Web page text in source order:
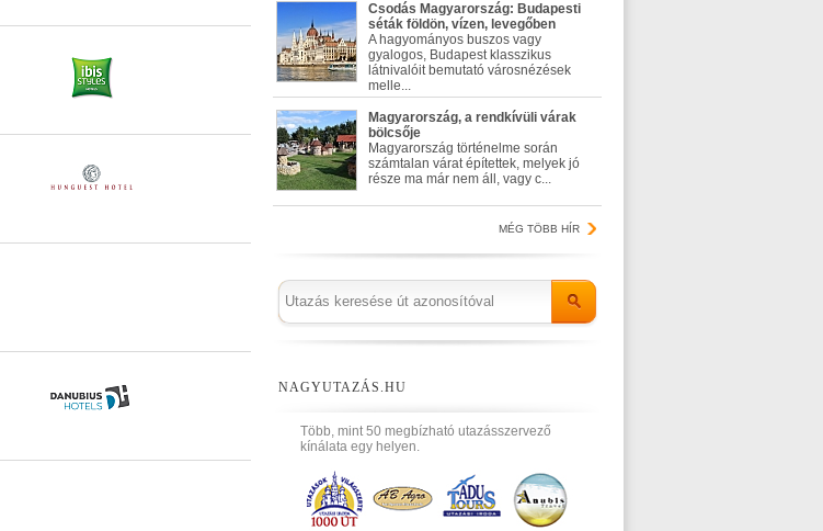
Csodás Magyarország: Budapesti
séták földön, vízen, levegőben
A hagyományos buszos vagy
gyalogos, Budapest klasszikus
látnivalóit bemutató városnézések
melle...
Magyarország, a rendkívüli várak
bölcsője
Magyarország történelme során
számtalan várat építettek, melyek jó
része ma már nem áll, vagy c...
MÉG TÖBB HÍR
NAGYUTAZÁS.HU
Több, mint 50 megbízható utazásszervező
kínálata egy helyen.